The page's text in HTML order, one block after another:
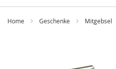
Home Geschenke Mitgebsel